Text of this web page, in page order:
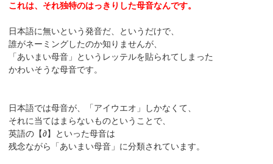
これは、それ独特のはっきりした母音なんです。
日本語に無いという発音だ、というだけで、
誰がネーミングしたのか知りませんが、
「あいまい母音」というレッテルを貼られてしまった
かわいそうな母音です。
日本語では母音が、「アイウエオ」しかなくて、
それに当てはまらないものということで、
英語の【∂】といった母音は
残念ながら「あいまい母音」に分類されています。